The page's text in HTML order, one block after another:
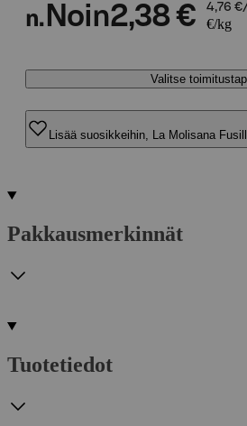
n. Noin2,38 € 4,76
€/kg
Valitse
Lisää suosikkeihin, La Molisana
Pakkausmerkinnät
Tuotetiedot